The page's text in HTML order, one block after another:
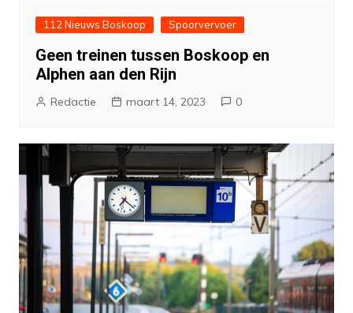
112 Nieuws Boskoop Spoorvervoer
Geen treinen tussen Boskoop en
Alphen aan den Rijn
Redactie maart 14, 2023 0